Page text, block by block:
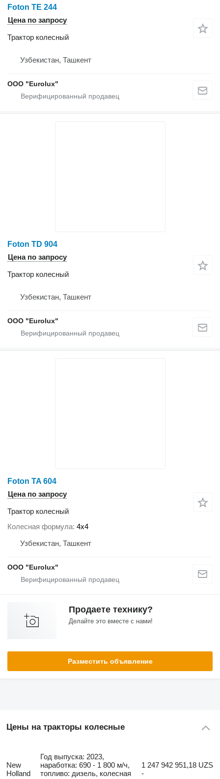
Foton TE 244
Цена по запросу
Трактор колесный
Узбекистан, Ташкент
ООО "Eurolux"
Foton TD 904
Цена по запросу
Трактор колесный
Узбекистан, Ташкент
ООО "Eurolux"
Foton TA 604
Цена по запросу
Трактор колесный
Колесная формула 4x4
Узбекистан, Ташкент
ООО "Eurolux"
Продаете технику?
Делайте это вместе с нами!
Разместить объявление
Цены на тракторы колесные
New
Holland
Год выпуска: 2023,
наработка: 690 - 1 800 м/ч,
топливо: дизель, колесная
1 247 942 951,18 UZS
-